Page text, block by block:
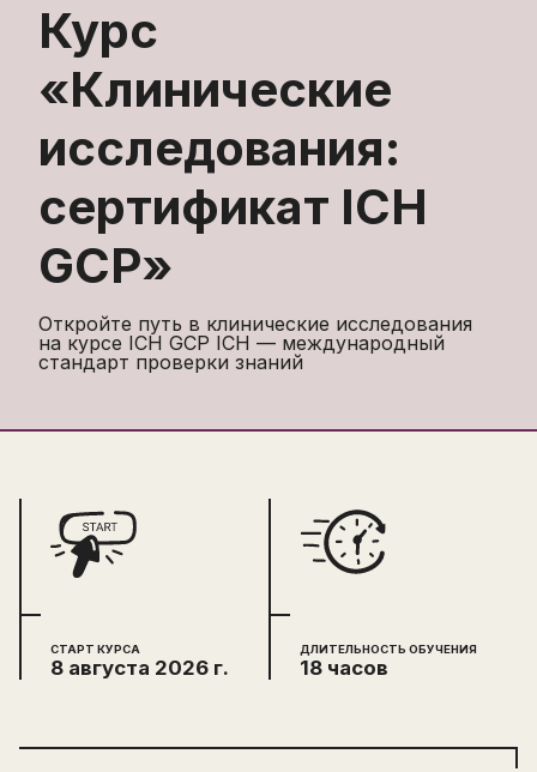
Курс
«Клинические
исследования:
сертификат ICH
GCP»
Откройте путь в клинические исследования
на курсе ICH GCP ICН — международный
стандарт проверки знаний
СТАРТ КУРСА
8 августа 2026 г.
ДЛИТЕЛЬНОСТЬ ОБУЧЕНИЯ
18 часов